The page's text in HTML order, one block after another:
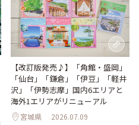
【改訂版発売♪】「角館・盛岡」
「仙台」「鎌倉」「伊豆」「軽井
沢」「伊勢志摩」国内6エリアと
海外1エリアがリニューアル
宮城県 2026.07.09